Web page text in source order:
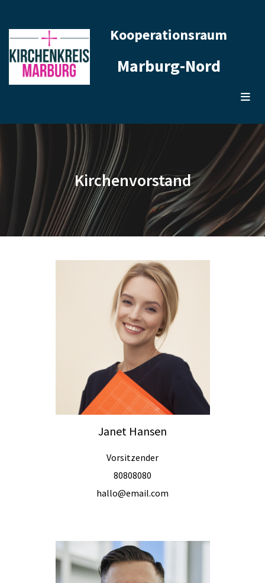
Kooperationsraum
Marburg-Nord
Kirchenvorstand
Janet Hansen
Vorsitzender
80808080
hallo@email.com